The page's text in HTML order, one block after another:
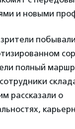
и новыми
полный
рассказали о